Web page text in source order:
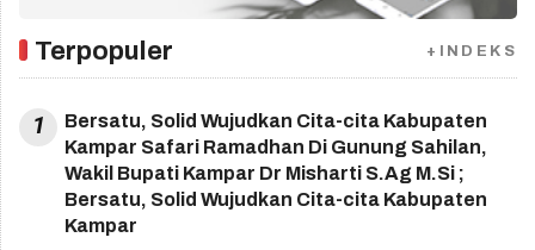
Terpopuler +INDEKS
1
Bersatu, Solid Wujudkan Cita-cita Kabupaten
Kampar Safari Ramadhan Di Gunung Sahilan,
Wakil Bupati Kampar Dr Misharti S.Ag M.Si ;
Bersatu, Solid Wujudkan Cita-cita Kabupaten
Kampar